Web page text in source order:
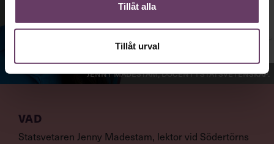
Tillåt alla
Tillåt urval
VAD
Statsvetaren Jenny Madestam, lektor vid Södertörns
Jenny Madestam, docent i statsvetenskap.